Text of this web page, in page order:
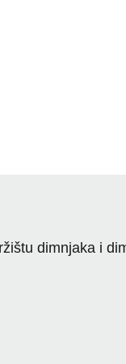
dimnjaka i